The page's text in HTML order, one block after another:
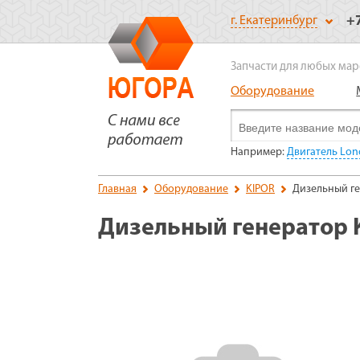
г. Екатеринбург
Запчасти для любых
Оборудование
Например: Двигатель
Главная Оборудование KIPOR Дизельный
Дизельный генератор